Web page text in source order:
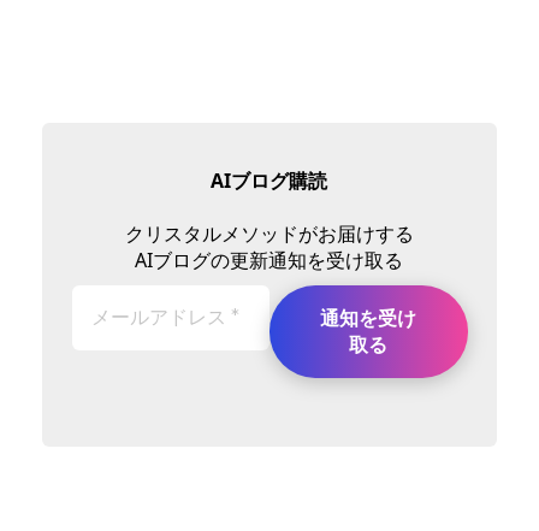
AIブログ購読
クリスタルメソッドがお届けする
AIブログの更新通知を受け取る